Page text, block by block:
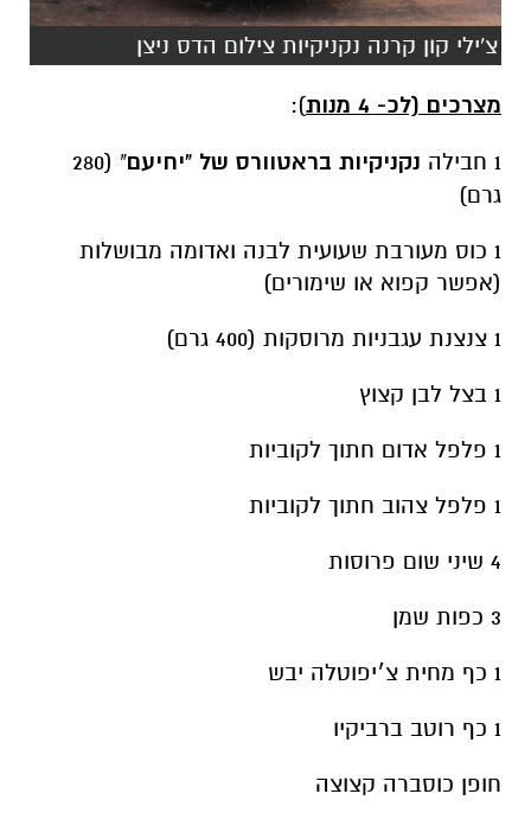
צ'ילי קון קרנה נקניקיות צילום הדס ניצן
מצרכים (לכ- 4 מנות ):
1 חבילה נקניקיות בראטוורס של "יחיעם
" (280
גרם)
1 כוס מעורבת שעועית לבנה ואדומה מבושלות
(אפשר קפוא או שימורים)
1 צנצנת עגבניות מרוסקות (400 גרם)
1 בצל לבן קצוץ
1 פלפל אדום חתוך לקוביות
1 פלפל צהוב חתוך לקוביות
4 שיני שום פרוסות
3 כפות שמן
1 כף מחית צ׳יפוטלה יבש
1 כף רוטב ברביקיו
חופן כוסברה קצוצה